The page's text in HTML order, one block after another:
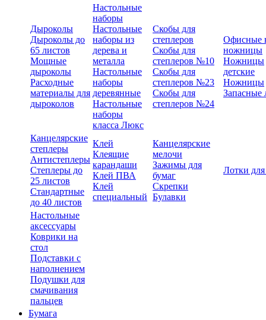
Дыроколы
Дыроколы до
65 листов
Мощные
дыроколы
Расходные
материалы для
дыроколов
Настольные
наборы
Настольные
наборы из
дерева и
металла
Настольные
наборы
деревянные
Настольные
наборы
класса Люкс
Скобы для
степлеров
Скобы для
степлеров №10
Скобы для
степлеров №23
Скобы для
степлеров №24
Офисные
ножницы
Ножницы
детские
Ножницы
Запасные
Канцелярские
степлеры
Антистеплеры
Степлеры до
25 листов
Стандартные
до 40 листов
Клей
Клеящие
карандаши
Клей ПВА
Клей
специальный
Канцелярские
мелочи
Зажимы для
бумаг
Скрепки
Булавки
Лотки
Настольные
аксессуары
Коврики на
стол
Подставки с
наполнением
Подушки для
смачивания
пальцев
Бумага